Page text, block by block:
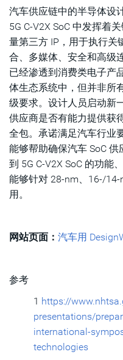
汽车供应链中的半导体设
5G C-V2X SoC 中发挥着
量第三方 IP，用于执行关
合、多媒体、安全和高级
已经渗透到消费类电子产
体生态系统中，但并非所
级要求。设计人员启动新
供应商是否有能力提供获
全包。承诺满足汽车行业
能够帮助确保汽车 SoC
到 5G C-V2X SoC 的功能
能够针对 28-nm、16-/
用。
网站页面： 汽车用
参考
1 https://
presentations/
international-
technologies